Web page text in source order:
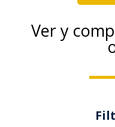
Ver y